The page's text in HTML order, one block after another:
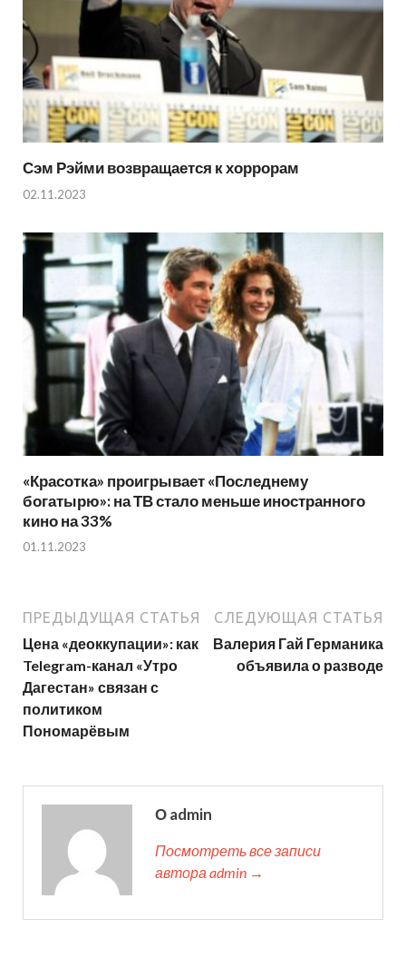
Сэм Рэйми возвращается к хоррорам
02.11.2023
«Красотка» проигрывает «Последнему
богатырю»: на ТВ стало меньше иностранного
кино на 33%
01.11.2023
ПРЕДЫДУЩАЯ СТАТЬЯ
Цена «деоккупации»: как
Telegram-канал «Утро
Дагестан» связан с
политиком
Пономарёвым
СЛЕДУЮЩАЯ СТАТЬЯ
Валерия Гай Германика
объявила о разводе
О admin
Посмотреть все записи
автора admin →